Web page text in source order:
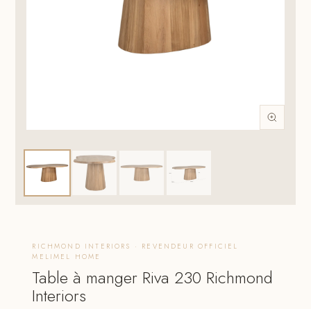
RICHMOND INTERIORS · REVENDEUR OFFICIEL
MELIMEL HOME
Table à manger Riva 230 Richmond
Interiors